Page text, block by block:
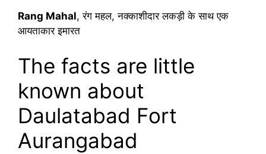
Rang Mahal, रंग महल, नक्काशीदार लकड़ी के साथ एक
आयताकार इमारत
The facts are little
known about
Daulatabad Fort
Aurangabad